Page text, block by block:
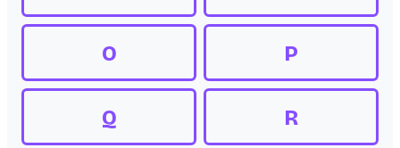
O P
Q R